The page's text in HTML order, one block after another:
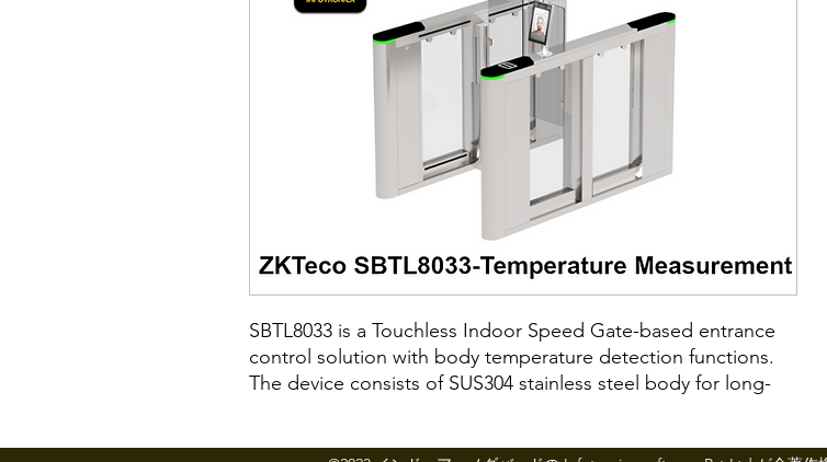
SBTL8033 is a Touchless Indoor Speed Gate-based entrance
control solution with body temperature detection functions.
The device consists of SUS304 stainless steel body for long-